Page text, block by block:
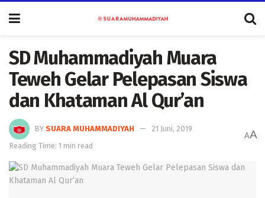
SD Muhammadiyah Muara
Teweh Gelar Pelepasan Siswa
dan Khataman Al Qur’an
BY SUARA MUHAMMADIYAH
21 Juni, 2019
Reading Time: 1 min read
AA